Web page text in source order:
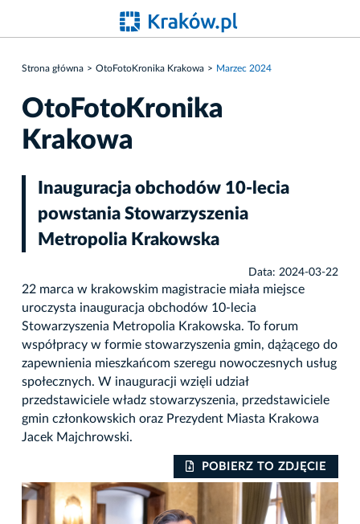
Strona główna OtoFotoKronika Krakowa Marzec 2024
OtoFotoKronika
Krakowa
Inauguracja obchodów 10-lecia
powstania Stowarzyszenia
Metropolia Krakowska
Data: 2024-03-22
22 marca w krakowskim magistracie miała miejsce
uroczysta inauguracja obchodów 10-lecia
Stowarzyszenia Metropolia Krakowska. To forum
współpracy w formie stowarzyszenia gmin, dążącego do
zapewnienia mieszkańcom szeregu nowoczesnych usług
społecznych. W inauguracji wzięli udział
przedstawiciele władz stowarzyszenia, przedstawiciele
gmin członkowskich oraz Prezydent Miasta Krakowa
Jacek Majchrowski.
POBIERZ TO ZDJĘCIE